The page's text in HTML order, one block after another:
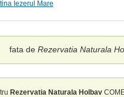
Iezerul Mare
fata de Rezervatia Naturala
Rezervatia Naturala Holbav